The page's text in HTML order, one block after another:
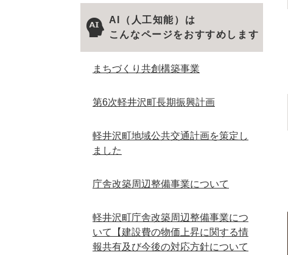
AI（人工知能）は
こんなページをおすすめします
まちづくり共創構築事業
第6次軽井沢町長期振興計画
軽井沢町地域公共交通計画を策定し
ました
庁舎改築周辺整備事業について
軽井沢町庁舎改築周辺整備事業につ
いて【建設費の物価上昇に関する情
報共有及び今後の対応方針について